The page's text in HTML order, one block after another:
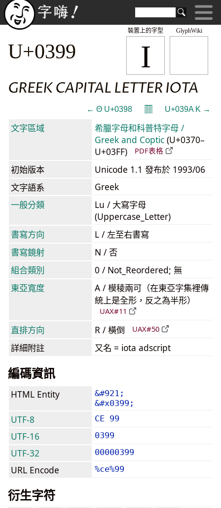
GlyphWiki
Ι
裝置上的字型
U+0399
GREEK CAPITAL LETTER IOTA
← Θ U+0398 𝄜 U+039A Κ →
文字區域
希臘字母和科普特字母 /
Greek and Coptic (U+0370–
U+03FF)
PDF表格
初始版本
Unicode 1.1 發布於 1993/06
文字語系
Greek
一般分類
Lu / 大寫字母
(Uppercase_Letter)
書寫方向
L / 左至右書寫
書寫鏡射
N / 否
組合類別
0 / Not_Reordered; 無
東亞寬度
A / 模稜兩可（在東亞字集裡傳
統上是全形，反之為半形）
UAX#11
直排方向 R / 橫倒 UAX#50
詳細附註 又名 = iota adscript
編碼資訊
HTML Entity
&#921;
&#x0399;
UTF-8 CE 99
UTF-16 0399
UTF-32 00000399
URL Encode %ce%99
衍生字符